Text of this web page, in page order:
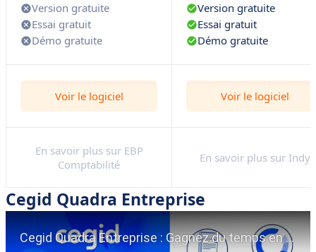
Version gratuite
Essai gratuit
Démo gratuite
Version gratuite
Essai gratuit
Démo gratuite
Voir le logiciel Voir le logiciel
En savoir plus sur EBP
Comptabilité
En savoir plus sur Indy
Cegid Quadra Entreprise